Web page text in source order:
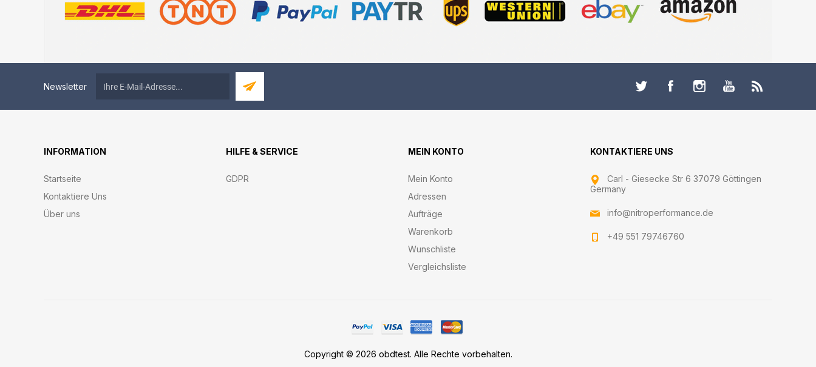
Newsletter
INFORMATION
Startseite
Kontaktiere Uns
Über uns
HILFE & SERVICE
GDPR
MEIN KONTO
Mein Konto
Adressen
Aufträge
Warenkorb
Wunschliste
Vergleichsliste
KONTAKTIERE UNS
Carl - Giesecke Str 6 37079 Göttingen
Germany
info@nitroperformance.de
+49 551 79746760
Copyright © 2026 obdtest. Alle Rechte vorbehalten.